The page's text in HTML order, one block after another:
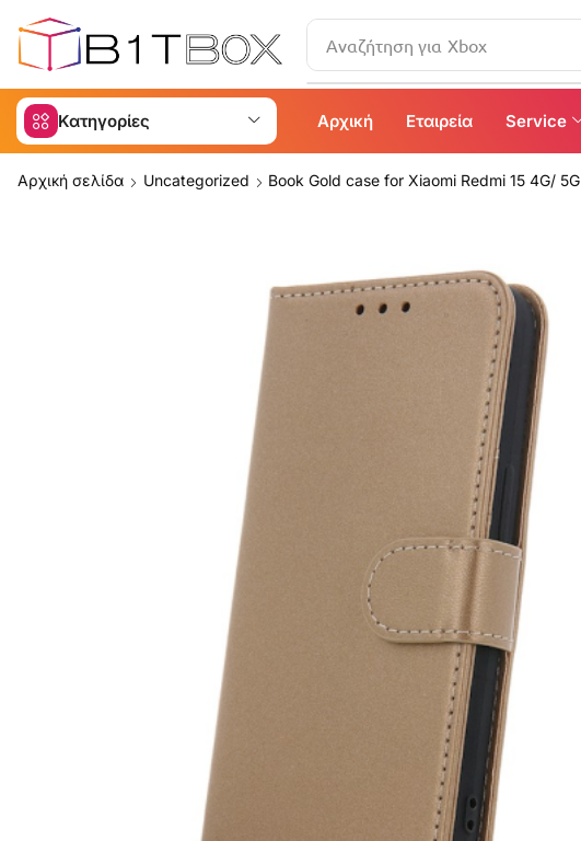
Αναζήτηση για iPad
Κατηγορίες Αρχική Εταιρεία Service
Αρχική σελίδα Uncategorized Book Gold case for Xiaomi Redmi 15 4G/ 5G